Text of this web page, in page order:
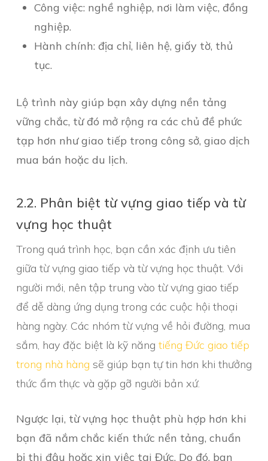
Công việc: nghề nghiệp, nơi làm việc, đồng
nghiệp.
Hành chính: địa chỉ, liên hệ, giấy tờ, thủ
tục.
Lộ trình này giúp bạn xây dựng nền tảng
vững chắc, từ đó mở rộng ra các chủ đề phức
tạp hơn như giao tiếp trong công sở, giao dịch
mua bán hoặc du lịch.
2.2. Phân biệt từ vựng giao tiếp và từ
vựng học thuật
Trong quá trình học, bạn cần xác định ưu tiên
giữa từ vựng giao tiếp và từ vựng học thuật. Với
người mới, nên tập trung vào từ vựng giao tiếp
để dễ dàng ứng dụng trong các cuộc hội thoại
hàng ngày. Các nhóm từ vựng về hỏi đường, mua
sắm, hay đặc biệt là kỹ năng tiếng Đức giao tiếp
trong nhà hàng sẽ giúp bạn tự tin hơn khi thưởng
thức ẩm thực và gặp gỡ người bản xứ.
Ngược lại, từ vựng học thuật phù hợp hơn khi
bạn đã nắm chắc kiến thức nền tảng, chuẩn
bị thi đậu hoặc xin việc tại Đức. Do đó, ban